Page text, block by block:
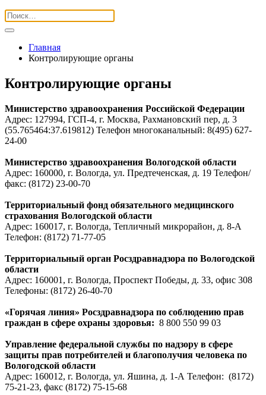
Главная
Контролирующие органы
Контролирующие органы
Министерство здравоохранения Российской Федерации
Адрес: 127994, ГСП-4, г. Москва, Рахмановский пер, д. 3
(55.765464:37.619812) Телефон многоканальный: 8(495) 627-
24-00
Министерство здравоохранения Вологодской области
Адрес: 160000, г. Вологда, ул. Предтеченская, д. 19 Телефон/
факс: (8172) 23-00-70
Территориальный фонд обязательного медицинского
страхования Вологодской области
Адрес: 160017, г. Вологда, Тепличный микрорайон, д. 8-А
Телефон: (8172) 71-77-05
Территориальный орган Росздравнадзора по Вологодской
области
Адрес: 160001, г. Вологда, Проспект Победы, д. 33, офис 308
Телефоны: (8172) 26-40-70
«Горячая линия» Росздравнадзора по соблюдению прав
граждан в сфере охраны здоровья: 8 800 550 99 03
Управление федеральной службы по надзору в сфере
защиты прав потребителей и благополучия человека по
Вологодской области
Адрес: 160012, г. Вологда, ул. Яшина, д. 1-А Телефон: (8172)
75-21-23, факс (8172) 75-15-68